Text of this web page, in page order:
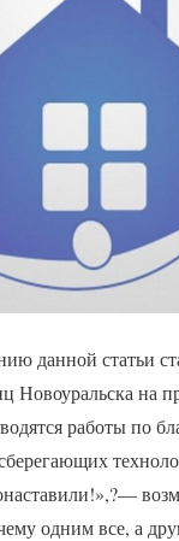
данной статьи
Новоуральска на
работы по
одним все, а